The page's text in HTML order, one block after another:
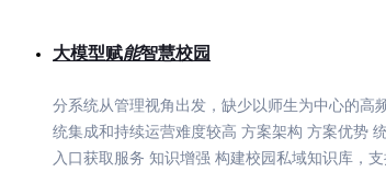
解
云
备
案
大模型赋能智慧校园
分系统从管理视角出发，缺少以师生为中心的高
统集成和持续运营难度较高 方案架构 方案优势
入口获取服务 知识增强 构建校园私域知识库，